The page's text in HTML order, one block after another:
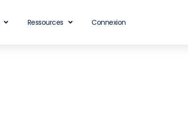
Ressources Connexion